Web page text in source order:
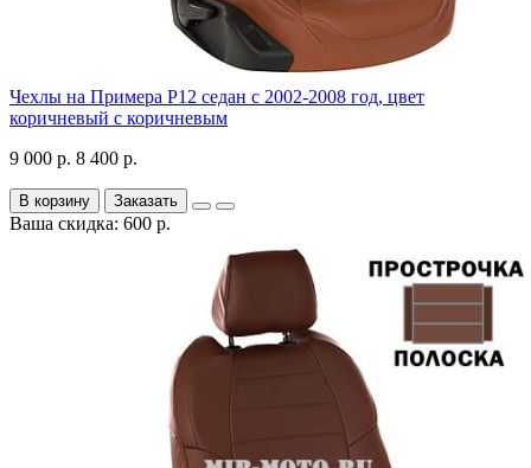
Чехлы на Примера P12 седан с 2002-2008 год, цвет
коричневый с коричневым
9 000 р. 8 400 р.
В корзину Заказать
Ваша скидка: 600 р.